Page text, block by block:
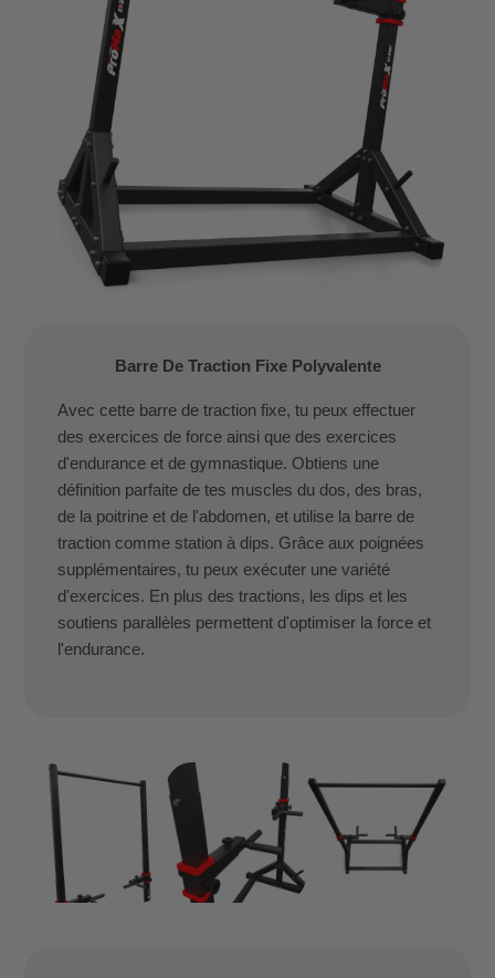
Barre De Traction Fixe Polyvalente
Avec cette barre de traction fixe, tu peux effectuer
des exercices de force ainsi que des exercices
d'endurance et de gymnastique. Obtiens une
définition parfaite de tes muscles du dos, des bras,
de la poitrine et de l'abdomen, et utilise la barre de
traction comme station à dips. Grâce aux poignées
supplémentaires, tu peux exécuter une variété
d'exercices. En plus des tractions, les dips et les
soutiens parallèles permettent d'optimiser la force et
l'endurance.